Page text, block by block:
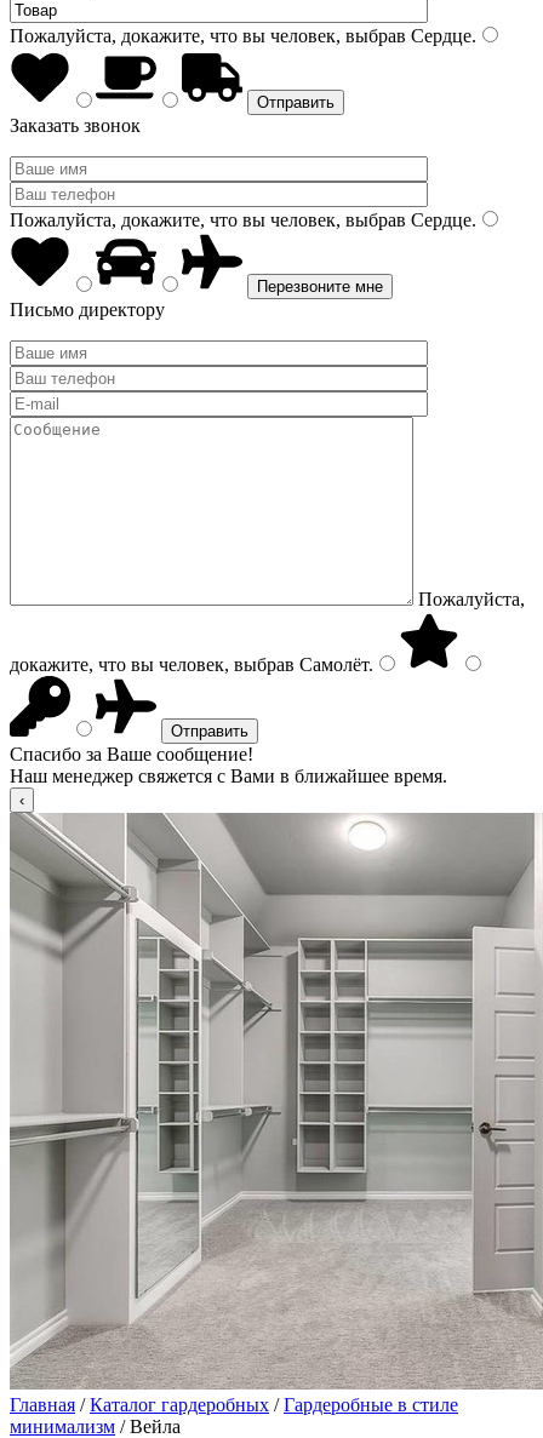
Пожалуйста, докажите, что вы человек, выбрав Сердце.
Заказать звонок
Пожалуйста, докажите, что вы человек, выбрав Сердце.
Письмо директору
Пожалуйста,
докажите, что вы человек, выбрав Самолёт.
Спасибо за Ваше сообщение!
Наш менеджер свяжется с Вами в ближайшее время.
Главная /Каталог гардеробных /Гардеробные в стиле
минимализм / Вейла